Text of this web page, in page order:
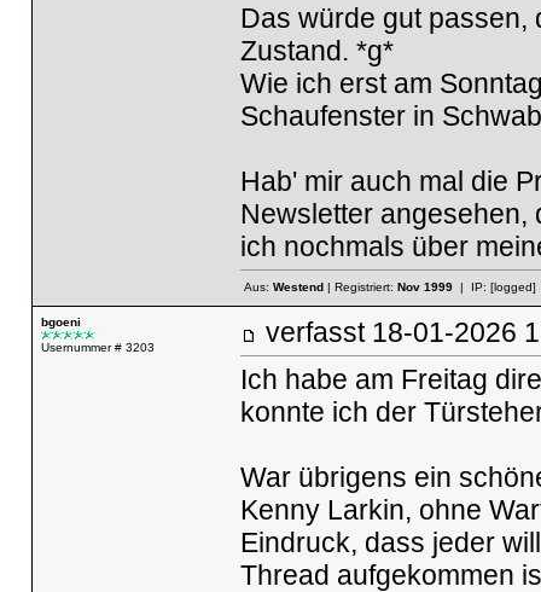
Das würde gut passen,
Zustand. *g*
Wie ich erst am
Schaufenster in
Hab' mir auch mal die
Newsletter angesehen,
ich nochmals über
Aus: Westend| Registriert: Nov 1999| IP: [logged]
bgoeni
Usernummer # 3203
verfasst 18-01-
Ich habe am Freitag
konnte ich der
War übrigens ein
Kenny Larkin, ohne
Eindruck, dass jeder
Thread aufgekommen